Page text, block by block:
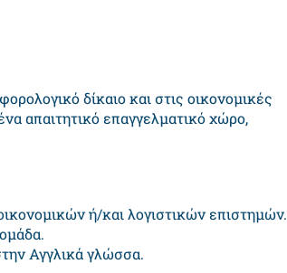
δίκαιο και στις οικονομικές
απαιτητικό επαγγελματικό χώρο,
ή/και λογιστικών επιστημών.
Αγγλικά γλώσσα.